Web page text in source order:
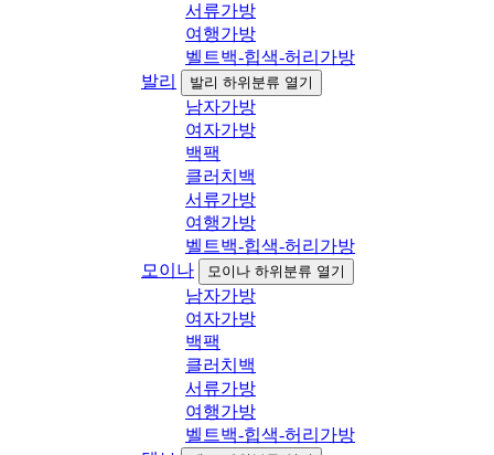
서류가방
여행가방
벨트백-힙색-허리가방
발리
발리 하위분류 열기
남자가방
여자가방
백팩
클러치백
서류가방
여행가방
벨트백-힙색-허리가방
모이나
모이나 하위분류 열기
남자가방
여자가방
백팩
클러치백
서류가방
여행가방
벨트백-힙색-허리가방